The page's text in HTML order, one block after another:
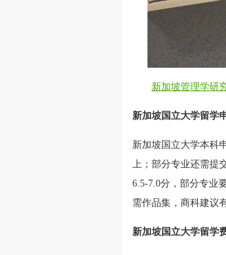
新加坡管理学研
新加坡国立大学留学
新加坡国立大学本科
上；部分专业还需提
6.5-7.0分，部分专业
需作品集，商科建议
新加坡国立大学留学